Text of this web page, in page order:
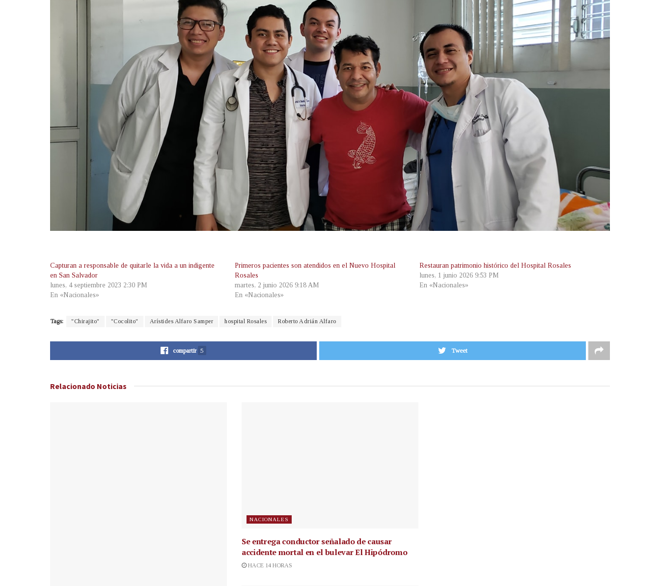
Capturan a responsable de quitarle la vida a un indigente
en San Salvador
lunes, 4 septiembre 2023 2:30 PM
En «Nacionales»
Primeros pacientes son atendidos en el Nuevo Hospital
Rosales
martes, 2 junio 2026 9:18 AM
En «Nacionales»
Restauran patrimonio histórico del Hospital Rosales
lunes, 1 junio 2026 9:53 PM
En «Nacionales»
Tags: "Chirajito" "Cocolito" Arístides Alfaro Samper hospital Rosales Roberto Adrián Alfaro
compartir 5 Tweet
Relacionado Noticias
NACIONALES
Se entrega conductor señalado de causar
accidente mortal en el bulevar El Hipódromo
HACE 14 HORAS